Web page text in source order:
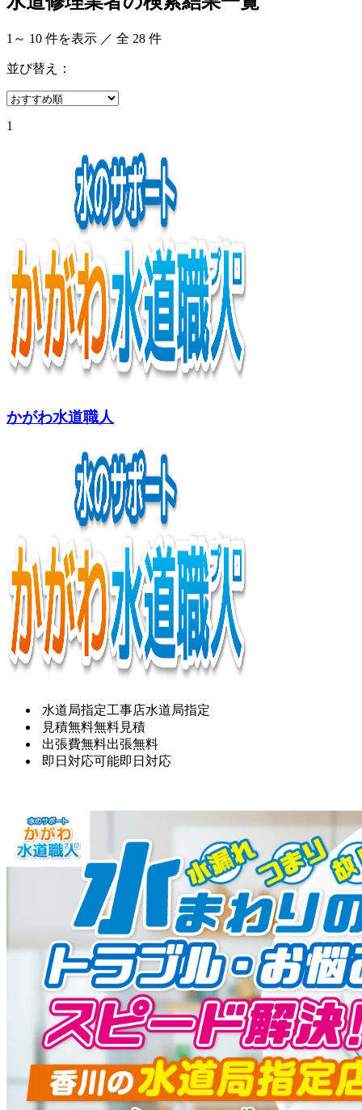
1 ～ 10 件を表示 ／ 全 28 件
並び替え：
1
かがわ水道職人
水道局指定工事店水道局指定
見積無料無料見積
出張費無料出張無料
即日対応可能即日対応